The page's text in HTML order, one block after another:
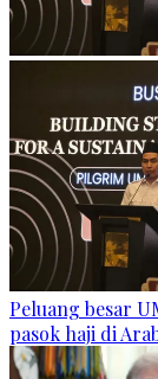
Peluang besar
pasok haji di